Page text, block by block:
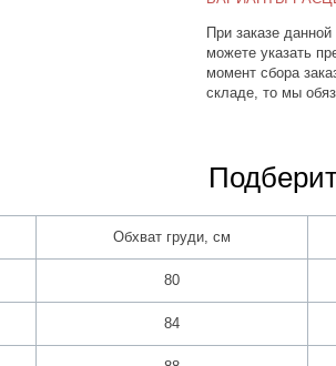
При заказе
можете указать
момент сбора
складе, то мы
Обхват груди, см
80
84